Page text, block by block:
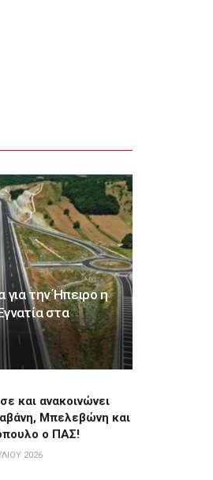
για την Ήπειρο η
στα
και ανακοινώνει
Μπελεβώνη και
ο ΠΑΣ!
2026